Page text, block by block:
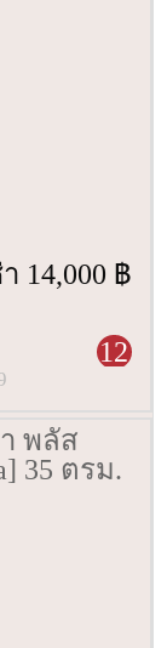
า 14,000 ฿
12
พลัส
35 ตรม.